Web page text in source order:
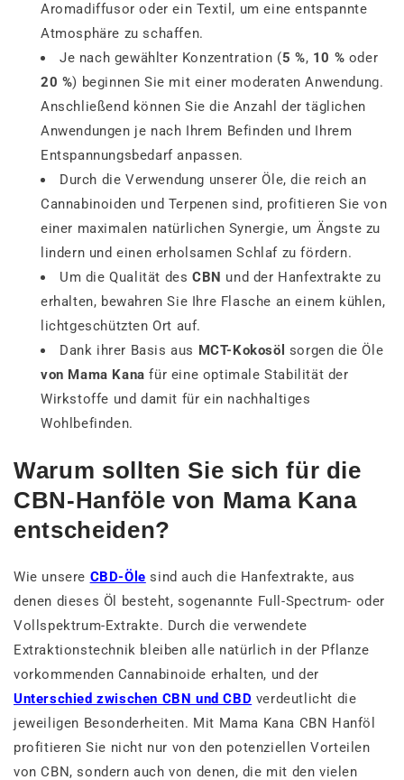
Aromadiffusor oder ein Textil, um eine entspannte
Atmosphäre zu schaffen.
Je nach gewählter Konzentration (5 %, 10 % oder
20 %) beginnen Sie mit einer moderaten Anwendung.
Anschließend können Sie die Anzahl der täglichen
Anwendungen je nach Ihrem Befinden und Ihrem
Entspannungsbedarf anpassen.
Durch die Verwendung unserer Öle, die reich an
Cannabinoiden und Terpenen sind, profitieren Sie von
einer maximalen natürlichen Synergie, um Ängste zu
lindern und einen erholsamen Schlaf zu fördern.
Um die Qualität des CBN und der Hanfextrakte zu
erhalten, bewahren Sie Ihre Flasche an einem kühlen,
lichtgeschützten Ort auf.
Dank ihrer Basis aus MCT-Kokosöl sorgen die Öle
von Mama Kana für eine optimale Stabilität der
Wirkstoffe und damit für ein nachhaltiges
Wohlbefinden.
Warum sollten Sie sich für die
CBN-Hanföle von Mama Kana
entscheiden?
Wie unsere CBD-Öle sind auch die Hanfextrakte, aus
denen dieses Öl besteht, sogenannte Full-Spectrum- oder
Vollspektrum-Extrakte. Durch die verwendete
Extraktionstechnik bleiben alle natürlich in der Pflanze
vorkommenden Cannabinoide erhalten, und der
Unterschied zwischen CBN und CBD verdeutlicht die
jeweiligen Besonderheiten. Mit Mama Kana CBN Hanföl
profitieren Sie nicht nur von den potenziellen Vorteilen
von CBN, sondern auch von denen, die mit den vielen